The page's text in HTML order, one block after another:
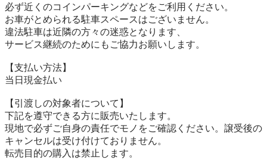
必ず近くのコインパーキングなどをご利用ください。
お車がとめられる駐車スペースはございません。
違法駐車は近隣の方々の迷惑となります、
サービス継続のためにもご協力お願いします。
【⽀払い⽅法】
当日現金払い
【引渡しの対象者について】
下記を遵守できる⽅に販売いたします。
現地で必ずご⾃⾝の責任でモノをご確認ください。譲受後の
キャンセルは受け付けておりません。
転売⽬的の購⼊は禁⽌します。